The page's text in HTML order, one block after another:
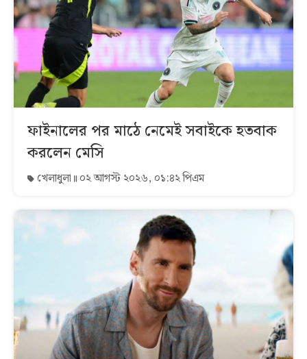
ফাইনালের পর মাঠে নেমেই সবাইকে হতবাক
করলেন মেসি
খেলাধুলা ০২ আগস্ট ২০২৬, ০১:৪২ পিএম